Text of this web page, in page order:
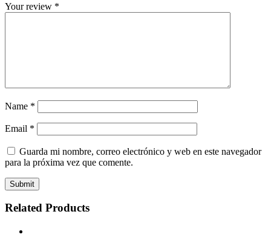
Your review *
Name *
Email *
Guarda mi nombre, correo electrónico y web en este navegador
para la próxima vez que comente.
Related Products